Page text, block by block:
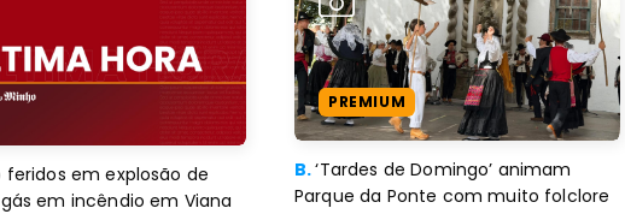
feridos em explosão de
em incêndio em Viana
PREMIUM
B.‘Tardes de Domingo’ animam
Parque da Ponte com muito folclore